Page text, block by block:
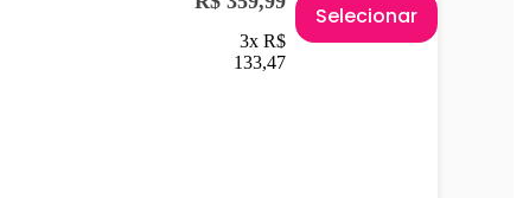
3x R$
133,47
Selecionar